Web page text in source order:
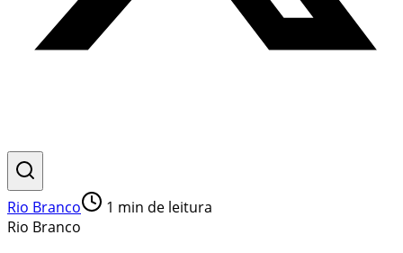
Rio Branco 1 min de leitura
Rio Branco